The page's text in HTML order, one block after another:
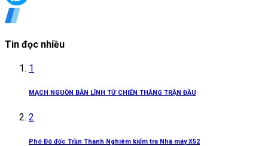
Tin đọc nhiều
1
MẠCH NGUỒN BẢN LĨNH TỪ CHIẾN THẮNG TRẬN ĐẦU
2
Phó Đô đốc Trần Thanh Nghiêm kiểm tra Nhà máy X52